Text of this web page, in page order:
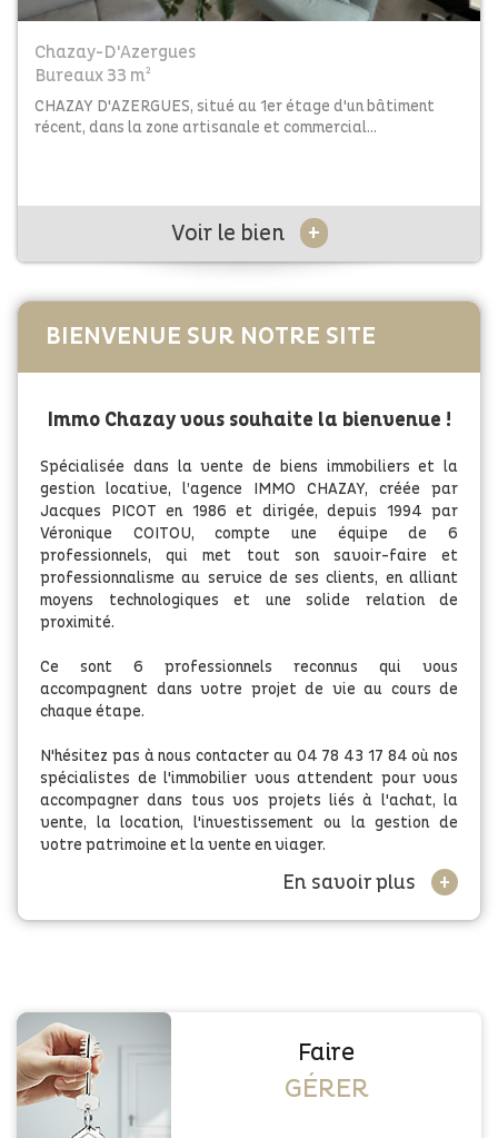
Chazay-D'Azergues
Bureaux 33 m²
CHAZAY D'AZERGUES, situé au 1er étage d'un bâtiment
récent, dans la zone artisanale et commercial...
Voir le bien +
BIENVENUE SUR NOTRE SITE
Immo Chazay vous souhaite la bienvenue !
Spécialisée dans la vente de biens immobiliers et la
gestion locative, l’agence IMMO CHAZAY, créée par
Jacques PICOT en 1986 et dirigée, depuis 1994 par
Véronique COITOU, compte une équipe de 6
professionnels, qui met tout son savoir-faire et
professionnalisme au service de ses clients, en alliant
moyens technologiques et une solide relation de
proximité.
Ce sont 6 professionnels reconnus qui vous
accompagnent dans votre projet de vie au cours de
chaque étape.
N'hésitez pas à nous contacter au 04 78 43 17 84 où nos
spécialistes de l'immobilier vous attendent pour vous
accompagner dans tous vos projets liés à l'achat, la
vente, la location, l'investissement ou la gestion de
votre patrimoine et la vente en viager.
En savoir plus +
Faire
GÉRER